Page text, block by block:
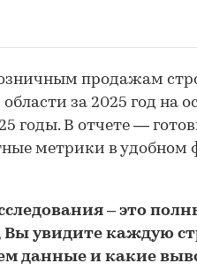
продажам
за 2025 год на
годы. В отчете —
метрики в удобном
– это
увидите каждую
данные и какие